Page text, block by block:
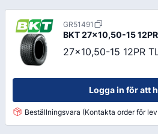
GR51491
BKT27x10,50-15
27x10,50-15 12PR
Logga in för att
Beställningsvara (Kontakta order för